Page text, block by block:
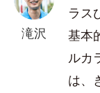
滝沢
ラス
基本
ルカ
は、